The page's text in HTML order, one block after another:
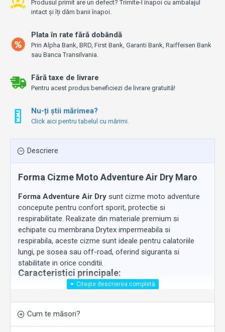
Fără taxe de livrare
Pentru acest produs beneficiezi de livrare gratuită!
Produsul primit are un defect? Trimite-l înapoi cu ambalajul
intact și îți dăm banii înapoi.
Plata în rate fără dobândă
Prin Alpha Bank, BRD, First Bank, Garanti Bank, Raiffeisen Bank
sau Banca Transilvania.
Nu-ți știi mărimea?
Click aici pentru tabelul cu mărimi.
Descriere
Forma Cizme Moto Adventure Air Dry Maro
Forma Adventure Air Dry sunt cizme moto adventure
concepute pentru confort sporit, protectie si
respirabilitate. Realizate din materiale premium si
echipate cu membrana Drytex impermeabila si
respirabila, aceste cizme sunt ideale pentru calatoriile
lungi, pe sosea sau off-road, oferind siguranta si
stabilitate in orice conditii.
Caracteristici principale:
Constructie din piele de calitate superioara cu
finisaj maro
Membrana Drytex – impermeabila si respirabila
Protectii pentru glezna, tibie si calcai
Cum te măsori?